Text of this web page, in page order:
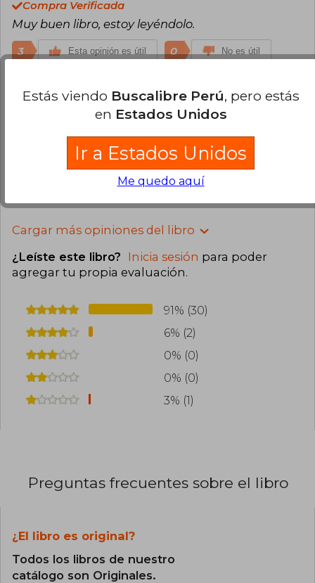
Compra Verificada
Muy buen libro, estoy leyéndolo.
3 Esta opinión es útil 0 No es útil
Jorge Enrique Piar Chaparro
Martes
Compra Verificada
Es grato contar con un distribuidor serio y
comprometido con la venta de libros por internet
Esta opinión es útil 0
Cargar más opiniones del libro
¿Leíste este libro? Inicia sesión para poder
agregar tu propia evaluación.
91% (30)
6% (2)
0% (0)
0% (0)
3% (1)
Preguntas frecuentes sobre el libro
¿El libro es original?
Todos los libros de nuestro
catálogo son Originales.
Estás viendo Buscalibre Perú, pero estás
en Estados Unidos
Ir a Estados Unidos
Me quedo aquí